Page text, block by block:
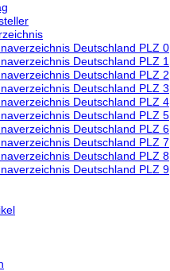
Deutschland PLZ 0
Deutschland PLZ 1
Deutschland PLZ 2
Deutschland PLZ 3
Deutschland PLZ 4
Deutschland PLZ 5
Deutschland PLZ 6
Deutschland PLZ 7
Deutschland PLZ 8
Deutschland PLZ 9